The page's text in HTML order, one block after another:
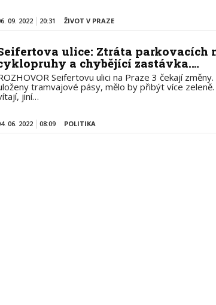
09. 2022 20:31 ŽIVOT V PRAZE
ulice: Ztráta parkovacích
a chybějící zastávka.…
Seifertovu ulici na Praze 3 čekají
tramvajové pásy, mělo by přibýt více
jiní…
06. 2022 08:09 POLITIKA